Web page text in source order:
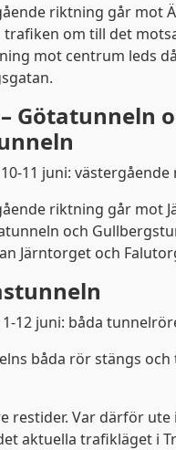
riktning går mot
trafiken om till det
mot centrum leds
Götatunneln
11 juni:
riktning går mot
och
Järntorget och
12 juni: båda
båda rör stängs
restider. Var därför
aktuella trafikläget i